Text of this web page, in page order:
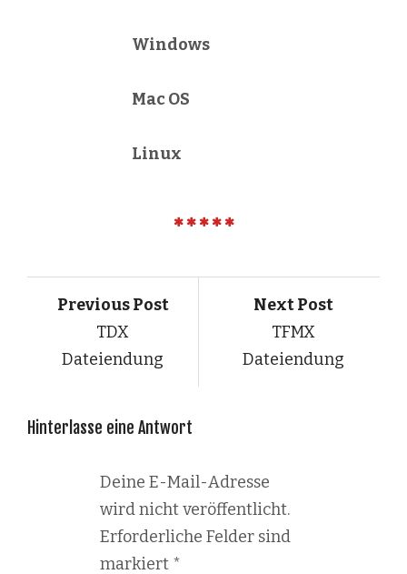
Windows
Mac OS
Linux
Previous Post
TDX
Dateiendung
Next Post
TFMX
Dateiendung
Hinterlasse eine Antwort
Deine E-Mail-Adresse
wird nicht veröffentlicht.
Erforderliche Felder sind
markiert *